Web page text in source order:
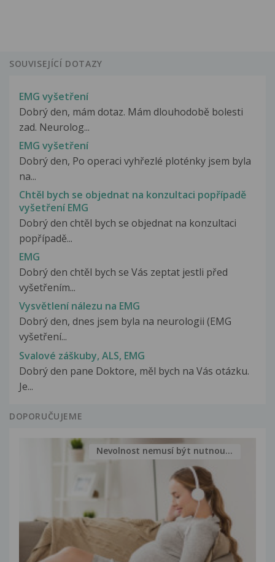
SOUVISEJÍCÍ DOTAZY
EMG vyšetření
Dobrý den, mám dotaz. Mám dlouhodobě bolesti
zad. Neurolog...
EMG vyšetření
Dobrý den, Po operaci vyhřezlé ploténky jsem byla
na...
Chtěl bych se objednat na konzultaci popřípadě
vyšetření EMG
Dobrý den chtěl bych se objednat na konzultaci
popřípadě...
EMG
Dobrý den chtěl bych se Vás zeptat jestli před
vyšetřením...
Vysvětlení nálezu na EMG
Dobrý den, dnes jsem byla na neurologii (EMG
vyšetření...
Svalové záškuby, ALS, EMG
Dobrý den pane Doktore, měl bych na Vás otázku.
Je...
DOPORUČUJEME
Nevolnost nemusí být nutnou...